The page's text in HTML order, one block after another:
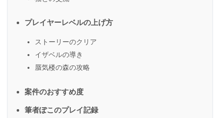
プレイヤーレベルの上げ方
ストーリーのクリア
イザベルの導き
蜃気楼の森の攻略
案件のおすすめ度
筆者ぽこのプレイ記録